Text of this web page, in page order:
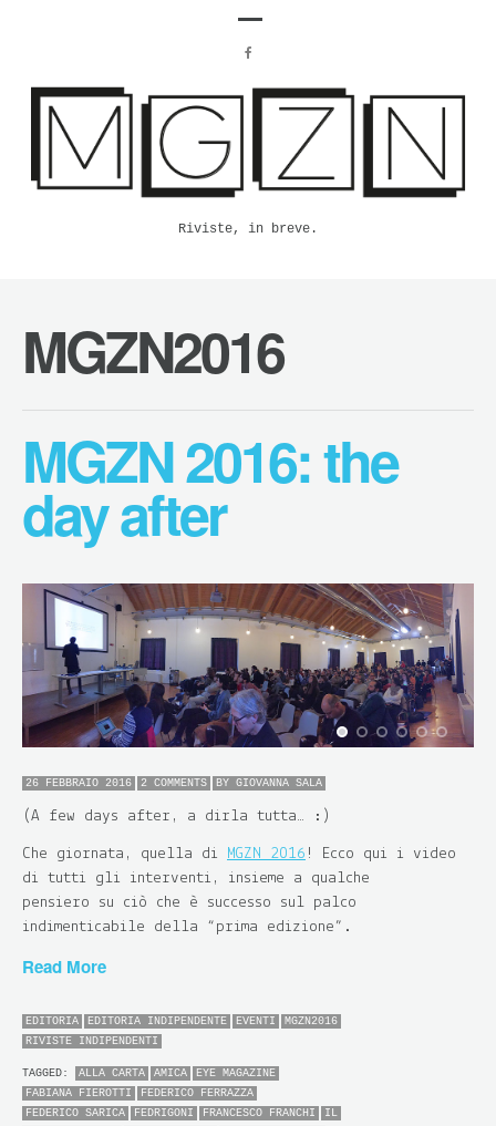
Riviste, in breve.
MGZN2016
MGZN 2016: the
day after
26 FEBBRAIO 2016 2 COMMENTS BY GIOVANNA SALA
(A few days after, a dirla tutta… :)
Che giornata, quella di MGZN 2016 ! Ecco qui i video
di tutti gli interventi, insieme a qualche
pensiero su ciò che è successo sul palco
indimenticabile della “prima edizione”.
Read More
EDITORIA EDITORIA INDIPENDENTE EVENTI
MGZN2016
RIVISTE INDIPENDENTI
TAGGED: ALLA CARTA AMICA
EYE MAGAZINE
FABIANA FIEROTTI
FEDERICO FERRAZZA
FEDERICO SARICA
FEDRIGONI FRANCESCO FRANCHI
IL